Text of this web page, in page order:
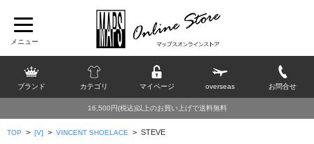
ブランド カテゴリ マイページ overseas お問合せ
16,500円(税込)以上のお買い上げで送料無料
TOP > [V] > VINCENT SHOELACE > STEVE